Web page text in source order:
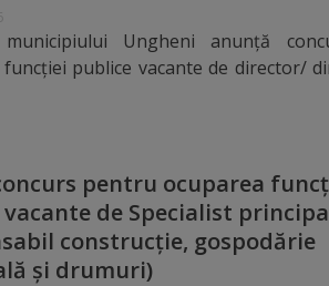
municipiului Ungheni anunță
publice vacante de director/
pentru ocuparea
de Specialist
construcţie, gospodărie
şi drumuri)